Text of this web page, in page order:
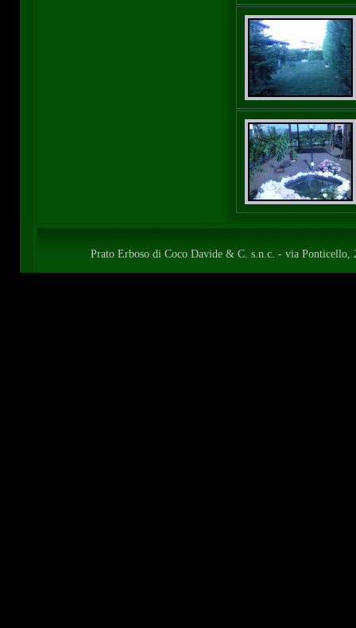
Prato Erboso di Coco Davide & C. s.n.c. - via